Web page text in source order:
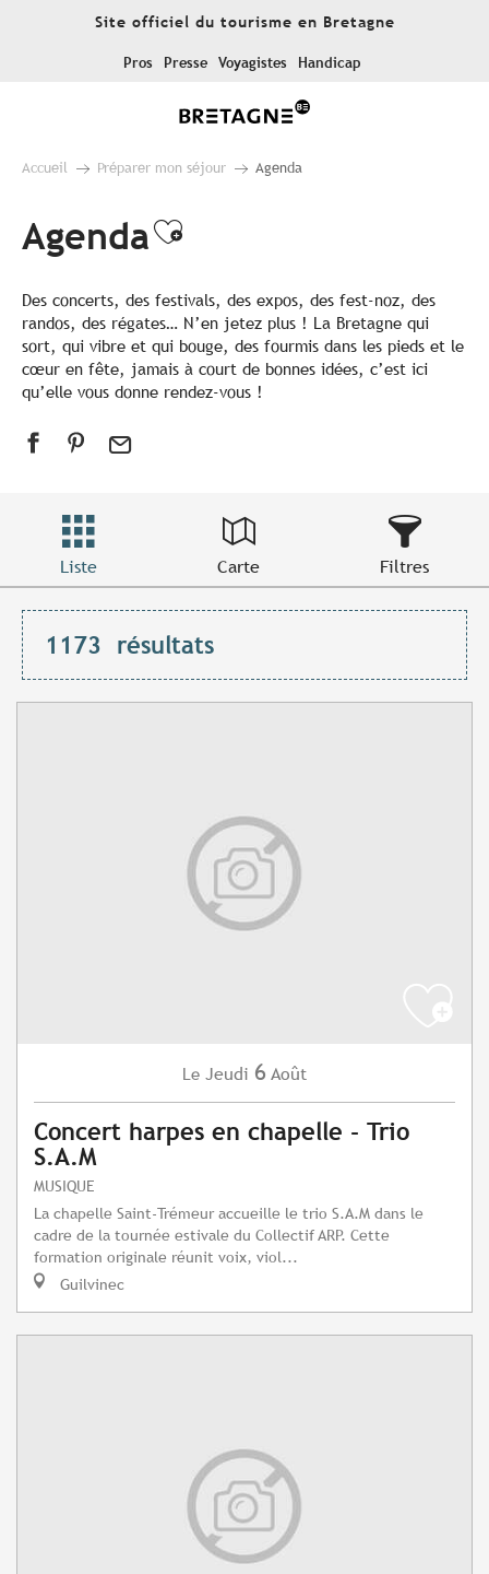
Site officiel du tourisme en Bretagne
Pros Presse Voyagistes Handicap
Accueil Préparer mon séjour Agenda
AgendaAjouter aux favoris
Des concerts, des festivals, des expos, des fest-noz, des
randos, des régates… N’en jetez plus ! La Bretagne qui
sort, qui vibre et qui bouge, des fourmis dans les pieds et le
cœur en fête, jamais à court de bonnes idées, c’est ici
qu’elle vous donne rendez-vous !
Liste Carte Filtres
1173 résultats
Le Jeudi 6 Août
Concert harpes en chapelle - Trio
S.A.M
MUSIQUE
La chapelle Saint-Trémeur accueille le trio S.A.M dans le
cadre de la tournée estivale du Collectif ARP. Cette
formation originale réunit voix, viol...
Guilvinec